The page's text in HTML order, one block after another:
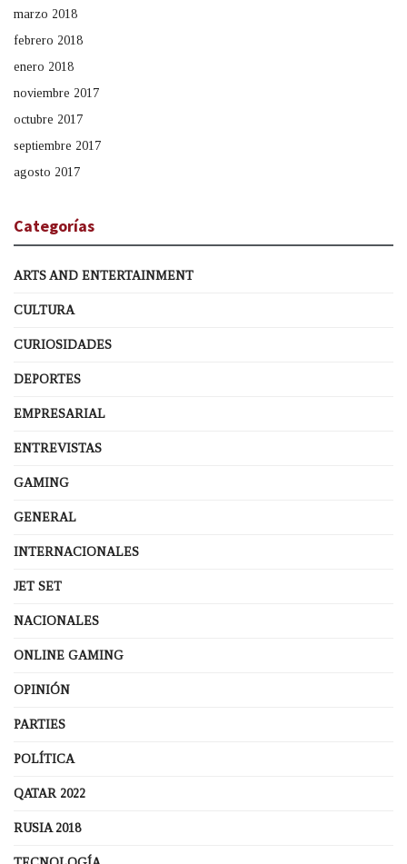
marzo 2018
febrero 2018
enero 2018
noviembre 2017
octubre 2017
septiembre 2017
agosto 2017
Categorías
ARTS AND ENTERTAINMENT
CULTURA
CURIOSIDADES
DEPORTES
EMPRESARIAL
ENTREVISTAS
GAMING
GENERAL
INTERNACIONALES
JET SET
NACIONALES
ONLINE GAMING
OPINIÓN
PARTIES
POLÍTICA
QATAR 2022
RUSIA 2018